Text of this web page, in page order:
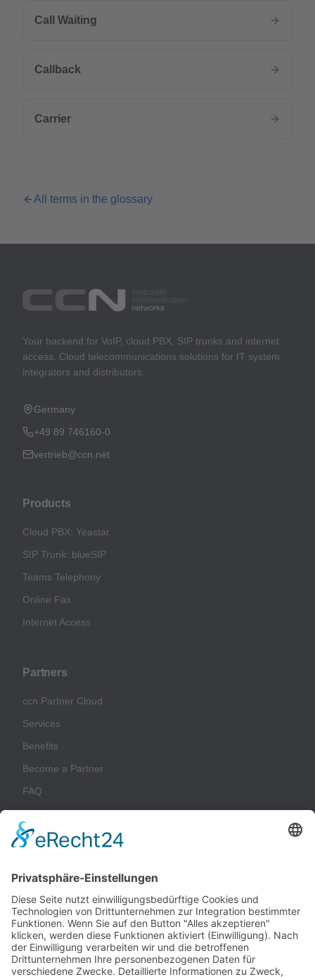
Call Waiting
Callback
Carrier
All terms in the glossary
Your backend for VoIP, cloud PBX, SIP trunks and internet
access. Cloud telecommunications solutions for IT system
integrators and distributors.
Germany
+49 89 746160-0
vertrieb@ccn.net
Products
Cloud PBX: Yeastar
SIP Trunk: blueSIP
Teams Telephony
Online Fax
Internet Access
Partners
ccn Partner Cloud
Services
Benefits
Become a Partner
FAQ
Glossary
Privacy Policy
Terms & Conditions
Sustainability